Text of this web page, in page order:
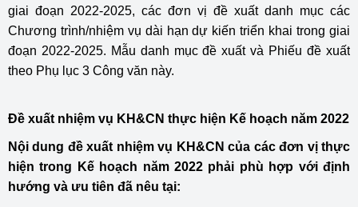
giai đoạn 2022-2025, các đơn vị đề xuất danh mục các
Chương trình/nhiệm vụ dài hạn dự kiến triển khai trong giai
đoạn 2022-2025. Mẫu danh mục đề xuất và Phiếu đề xuất
theo Phụ lục 3 Công văn này.
Đề xuất nhiệm vụ KH&CN thực hiện Kế hoạch năm 2022
Nội dung đề xuất nhiệm vụ KH&CN của các đơn vị thực
hiện trong Kế hoạch năm 2022 phải phù hợp với định
hướng và ưu tiên đã nêu tại: